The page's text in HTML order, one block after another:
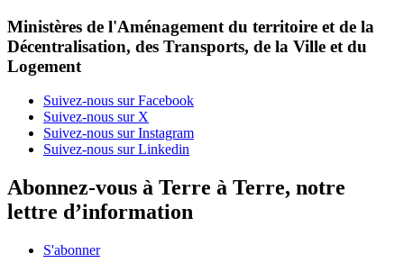
Ministères de l'Aménagement du territoire et de la
Décentralisation, des Transports, de la Ville et du
Logement
Suivez-nous sur Facebook
Suivez-nous sur X
Suivez-nous sur Instagram
Suivez-nous sur Linkedin
Abonnez-vous à Terre à Terre, notre
lettre d’information
S'abonner